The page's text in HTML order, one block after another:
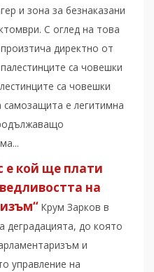
и зона за безнаказани
С оглед на това
директно от
са човешки
са човешки
самозащита е легитимна
е кой ще плати
на
Крум Зарков в
деградацията, до която
и
управление на